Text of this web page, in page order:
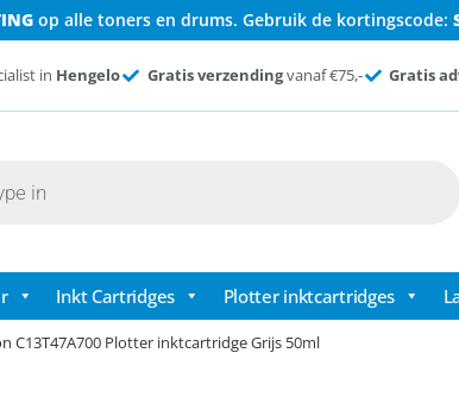
op alle toners en drums. Gebruik de kortingscode:
in Hengelo Gratis verzendingvanaf €75,- Gratis
Inkt Cartridges Plotter inktcartridges
C13T47A700 Plotter inktcartridge Grijs 50ml